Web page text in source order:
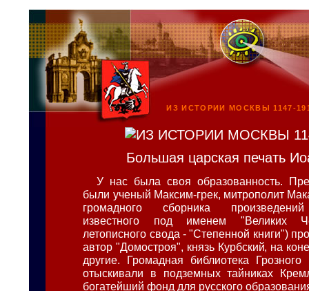
ИЗ ИСТОРИИ МОСКВЫ 1147-
Большая царская печать
У нас была своя образованность.
были ученый Максим-грек, митрополит
громадного сборника
известного под именем "Великих
летописного свода - "Степенной книги")
автор "Домостроя", князь Курбский, на
другие. Громадная библиотека
отыскивали в подземных тайниках
богатейший фонд для русского